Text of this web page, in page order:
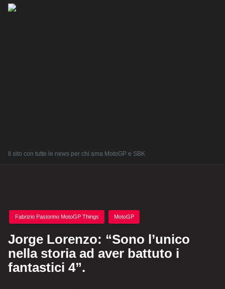
Il sito con tutte le news per chi ama MotoGP e SBK
Posted
in
Fabrizio Pastorino MotoGP Things MotoGP
Jorge Lorenzo: “Sono l’unico
nella storia ad aver battuto i
fantastici 4”.